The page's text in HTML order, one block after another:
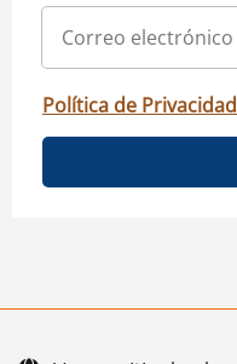
Política de Privacidad